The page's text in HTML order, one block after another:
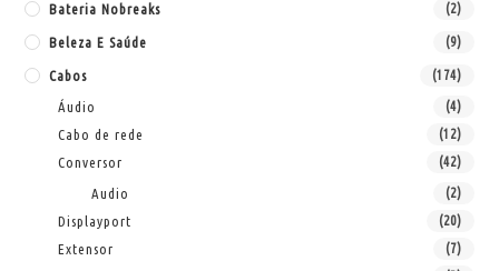
Bateria Nobreaks (2)
Beleza E Saúde (9)
Cabos (174)
Áudio (4)
Cabo de rede (12)
Conversor (42)
Audio (2)
Displayport (20)
Extensor (7)